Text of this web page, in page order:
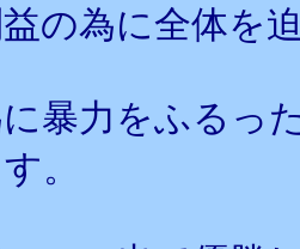
の為に全体を
暴力をふるっ
。